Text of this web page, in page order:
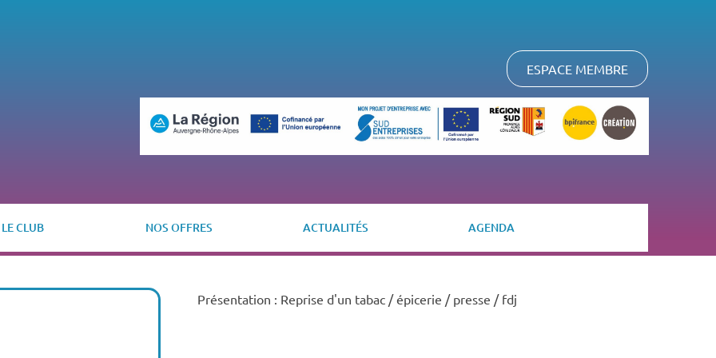
ESPACE MEMBRE
LE CLUB NOS OFFRES ACTUALITÉS AGENDA
Présentation : Reprise d'un tabac / épicerie / presse / fdj